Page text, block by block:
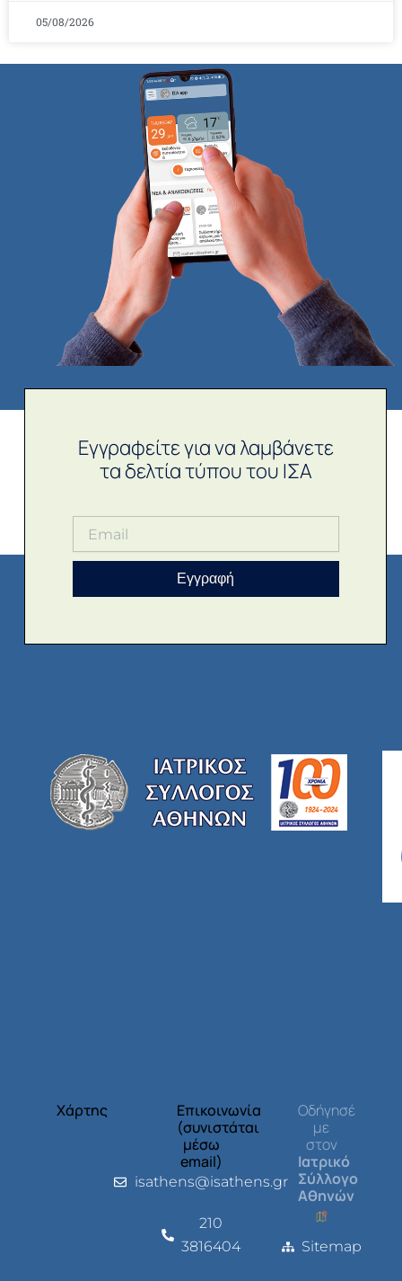
05/08/2026
Εγγραφείτε για να λαμβάνετε
τα δελτία τύπου του ΙΣΑ
Εγγραφή
Χάρτης
Επικοινωνία
(συνιστάται
μέσω
email)
isathens@isathens.gr
210
3816404
Οδήγησέ
με
στον
Ιατρικό
Σύλλογο
Αθηνών
Sitemap